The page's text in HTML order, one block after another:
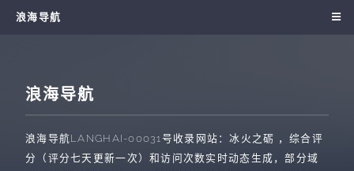
浪海导航
浪海导航
浪海导航LANGHAI-00031号收录网站：冰火之砺 ，综合评
分（评分七天更新一次）和访问次数实时动态生成，部分域